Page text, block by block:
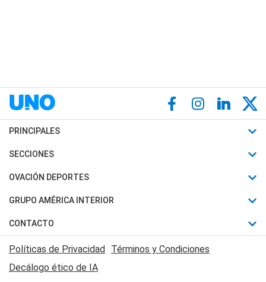
PRINCIPALES
Últimas Noticias
Política
Judiciales
Economia
SECCIONES
Horóscopo
Motores
Trucos caseros
Series y Películas
Edictos y Solicitadas
OVACIÓN DEPORTES
Fútbol
Mundial
Automovilismo
Rugby
GRUPO AMÉRICA INTERIOR
Canal 7 en Vivo
CONTACTO
Acerca de Nosotros
Contactanos
Políticas de Privacidad Términos y Condiciones
Decálogo ético de IA